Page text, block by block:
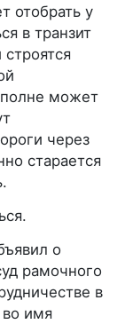
отобрать у
в транзит
может
через
старается
о
рамочного
в
имя